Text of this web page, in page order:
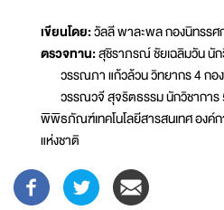
เขียนโดย:วัลลี พาละพล กองนิทรรศ
ตรวจทาน:สุชิราภรณ์ ชัยเฉลิมวัน นั
วรรณภา แก้วล้วน วิทยากร 4 กอ
วรรณวจี สุจริตธรรม นักวิชาการ
พิพิธภัณฑ์เทคโนโลยีสารสนเทศ อง
แห่งชาติ